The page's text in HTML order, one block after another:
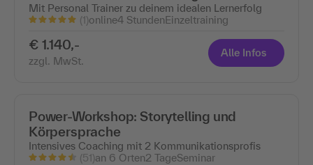
Mit Personal Trainer zu deinem idealen Lernerfolg
(1)online4 StundenEinzeltraining
€ 1.140,-
zzgl. MwSt.
Alle Infos
Power-Workshop: Storytelling und
Körpersprache
Intensives Coaching mit 2 Kommunikationsprofis
(51)an 6 Orten2 TageSeminar